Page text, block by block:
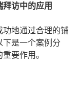
访中的应用
地通过合理的铺
是一个案例分
要作用。